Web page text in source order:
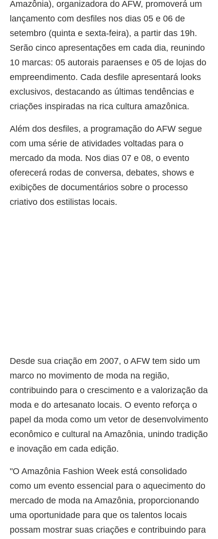
Amazônia), organizadora do AFW, promoverá um
lançamento com desfiles nos dias 05 e 06 de
setembro (quinta e sexta-feira), a partir das 19h.
Serão cinco apresentações em cada dia, reunindo
10 marcas: 05 autorais paraenses e 05 de lojas do
empreendimento. Cada desfile apresentará looks
exclusivos, destacando as últimas tendências e
criações inspiradas na rica cultura amazônica.
Além dos desfiles, a programação do AFW segue
com uma série de atividades voltadas para o
mercado da moda. Nos dias 07 e 08, o evento
oferecerá rodas de conversa, debates, shows e
exibições de documentários sobre o processo
criativo dos estilistas locais.
Desde sua criação em 2007, o AFW tem sido um
marco no movimento de moda na região,
contribuindo para o crescimento e a valorização da
moda e do artesanato locais. O evento reforça o
papel da moda como um vetor de desenvolvimento
econômico e cultural na Amazônia, unindo tradição
e inovação em cada edição.
"O Amazônia Fashion Week está consolidado
como um evento essencial para o aquecimento do
mercado de moda na Amazônia, proporcionando
uma oportunidade para que os talentos locais
possam mostrar suas criações e contribuindo para